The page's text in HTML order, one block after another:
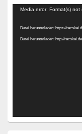
Video-
Media error: Format(s)
Datei herunterladen: https://
Datei herunterladen: http://